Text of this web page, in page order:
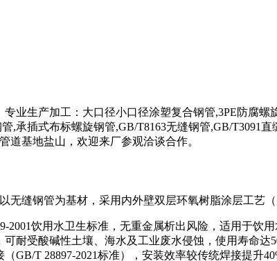
专业生产加工：大口径小口径涂塑复合钢管,3PE防腐
,承插式布标螺旋钢管,GB/T8163无缝钢管,GB/T3091
道基地盐山，欢迎来厂参观洽谈合作。
无缝钢管为基材，采用内外壁双层环氧树脂涂层工艺
2001饮用水卫生标准，无重金属析出风险，适用于饮用
耐受酸碱性土壤、海水及工业废水侵蚀，使用寿命达
GB/T 28897-2021标准），安装效率较传统焊接提升